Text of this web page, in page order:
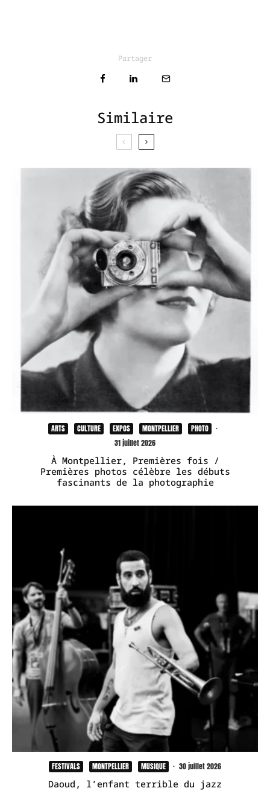
Partager
Similaire
ARTS CULTURE EXPOS MONTPELLIER PHOTO
·
31 juillet 2026
À Montpellier, Premières fois /
Premières photos célèbre les débuts
fascinants de la photographie
FESTIVALS MONTPELLIER MUSIQUE · 30 juillet 2026
Daoud, l’enfant terrible du jazz